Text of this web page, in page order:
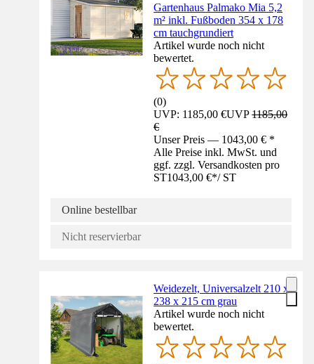
Gartenhaus Palmako Mia 5,2
m² inkl. Fußboden 354 x 178
cm tauchgrundiert
Artikel wurde noch nicht
bewertet.
(0)
UVP: 1185,00 €UVP1185,00
€
Unser Preis — 1043,00 € *
Alle Preise inkl. MwSt. und
ggf. zzgl. Versandkosten pro
ST1043,00 €*/ ST
Online bestellbar
Nicht reservierbar
Weidezelt, Universalzelt 210 x
238 x 215 cm grau
Artikel wurde noch nicht
bewertet.